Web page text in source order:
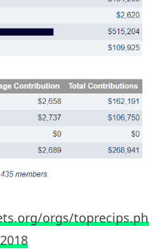
orgs/toprecips.php?